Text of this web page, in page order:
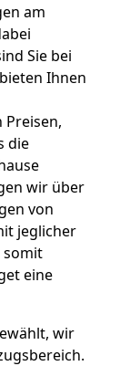
am
Sie bei
Ihnen
Preisen,
die
wir über
von
jeglicher
somit
eine
wir